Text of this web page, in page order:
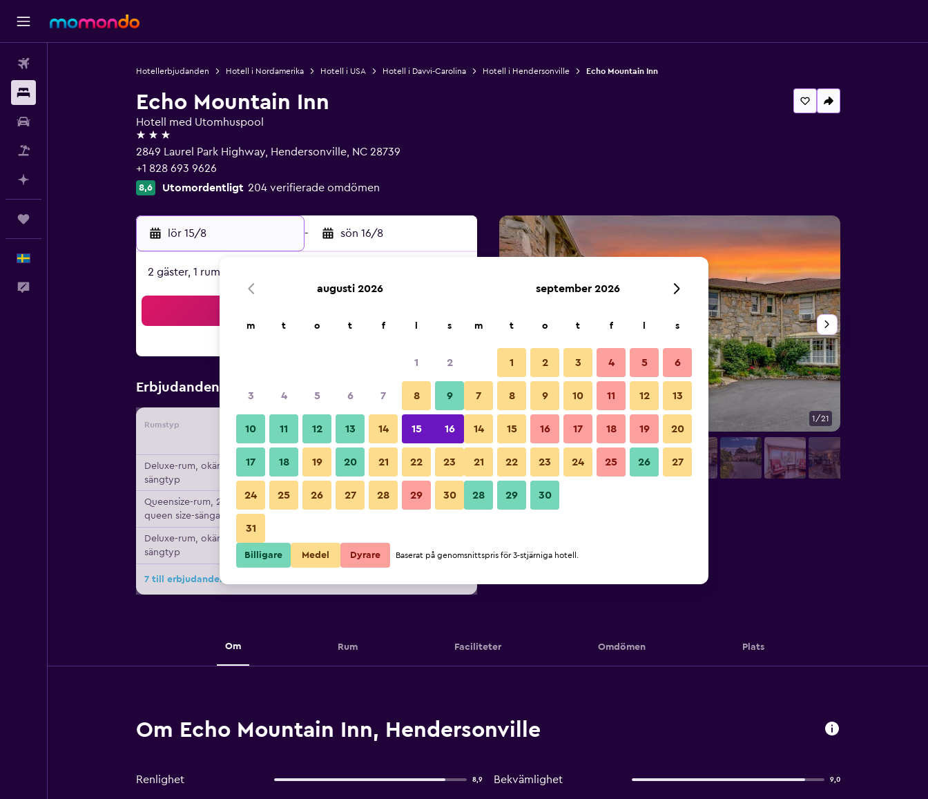
Hotellerbjudanden Hotell i Nordamerika Hotell i USA Hotell i Davvi-Carolina Hotell i Hendersonville Echo Mountain Inn
Echo Mountain Inn
Hotell med Utomhuspool
3 stjärnor
2849 Laurel Park Highway, Hendersonville, NC 28739
+1 828 693 9626
8,6 Utomordentligt 204 verifierade omdömen
lör 15/8 - sön 16/8
2 gäster, 1 rum
Erbjudanden från Billigaste Pris per natt
Rumstyp Leverantör
Per natt
Deluxe-rum, okänd
sängtyp
1 090 kr Visa erbjudande
Queensize-rum, 2
queen size-sängar
1 132 kr Visa erbjudande
Deluxe-rum, okänd
sängtyp
1 335 kr
7 till erbjudanden för Echo Mountain Inn
Byggnad 1/21
Bilder från Echo Mountain Inn
Om Rum Faciliteter Omdömen Plats
Om Echo Mountain Inn, Hendersonville
Renlighet 8,9 Bekvämlighet 9,0
augusti 2026
m t o t f s
1 2
3 4 5 6 7 8 9
10 11 12 13 14 15 16
17 18 19 20 21 22 23
24 25 26 27 28 29 30
31
september 2026
m t o t f s
1 2 3 4 5 6
7 8 9 10 11 12 13
14 15 16 17 18 19 20
21 22 23 24 25 26 27
28 29 30
Billigare Medel Dyrare Baserat på genomsnittspris för 3-stjärniga hotell.